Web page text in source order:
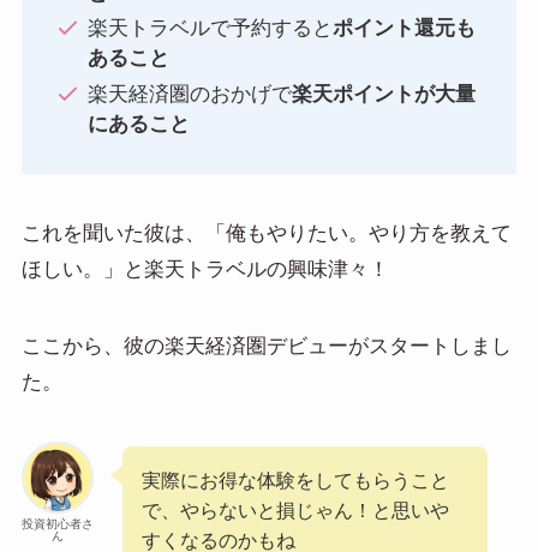
楽天トラベルで予約するとポイント還元も
あること
楽天経済圏のおかげで楽天ポイントが大量
にあること
これを聞いた彼は、「俺もやりたい。やり方を教えて
ほしい。」と楽天トラベルの興味津々！
ここから、彼の楽天経済圏デビューがスタートしまし
た。
投資初心者さ
ん
実際にお得な体験をしてもらうこと
で、やらないと損じゃん！と思いや
すくなるのかもね